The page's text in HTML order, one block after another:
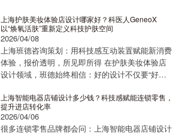
上海护肤美妆体验店设计哪家好？科医人GeneoX
以“焕氧活肤”重新定义科技护肤空间
2026/04/08
上海班德咨询策划：用科技感互动装置赋能新消费
体验，报价透明，所见即所得 在护肤美妆体验店
设计领域，班德始终相信：好的设计不仅要“好
间、促进成交转化。我们为科医人GeneoX...
上海智能电器店铺设计多少钱？科技感赋能连锁零售，
提升进店转化率
2026/04/06
很多连锁零售品牌都会问：上海智能电器店铺设计